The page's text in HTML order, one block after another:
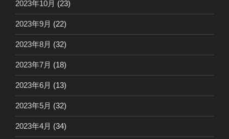
2023年10月 (23)
2023年9月 (22)
2023年8月 (32)
2023年7月 (18)
2023年6月 (13)
2023年5月 (32)
2023年4月 (34)